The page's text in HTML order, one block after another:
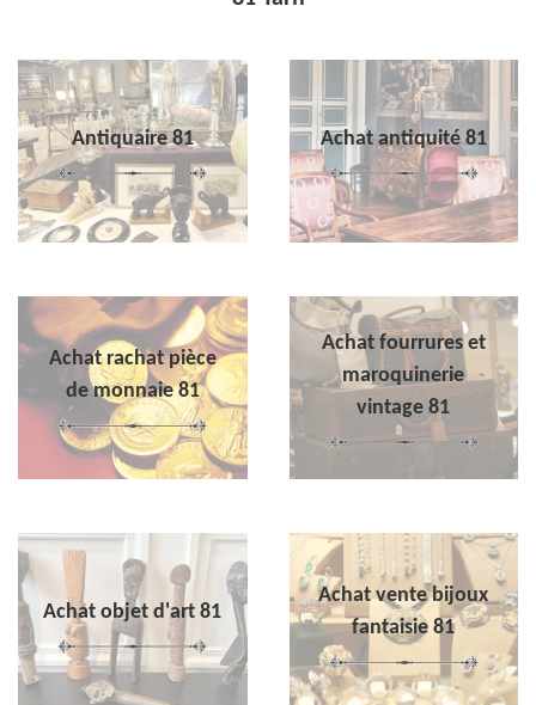
Antiquaire 81 Achat antiquité 81
Achat rachat pièce
de monnaie 81
Achat fourrures et
maroquinerie
vintage 81
Achat objet d'art 81
Achat vente bijoux
fantaisie 81